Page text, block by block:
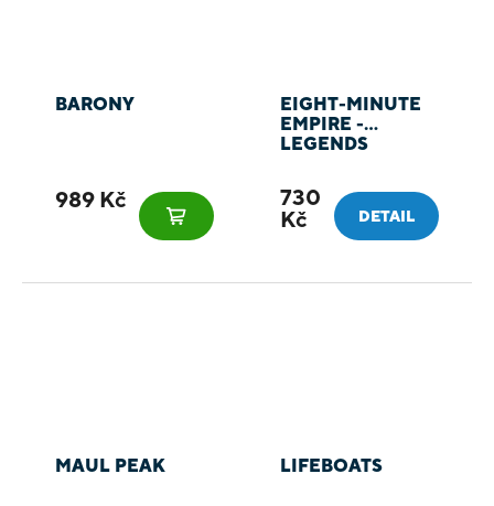
BARONY
989 Kč
EIGHT-MINUTE
EMPIRE -
LEGENDS
730
Kč
DETAIL
MAUL PEAK LIFEBOATS